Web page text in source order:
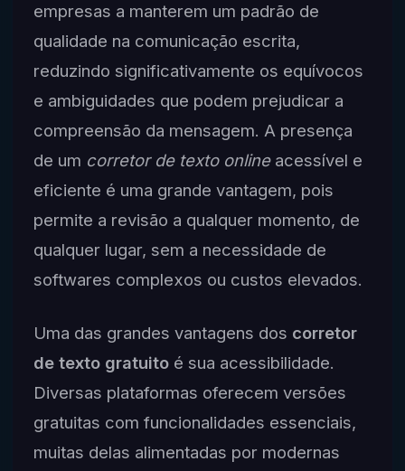
empresas a manterem um padrão de
qualidade na comunicação escrita,
reduzindo significativamente os equívocos
e ambiguidades que podem prejudicar a
compreensão da mensagem. A presença
de um corretor de texto onlineacessível e
eficiente é uma grande vantagem, pois
permite a revisão a qualquer momento, de
qualquer lugar, sem a necessidade de
softwares complexos ou custos elevados.
Uma das grandes vantagens dos corretor
de texto gratuitoé sua acessibilidade.
Diversas plataformas oferecem versões
gratuitas com funcionalidades essenciais,
muitas delas alimentadas por modernas